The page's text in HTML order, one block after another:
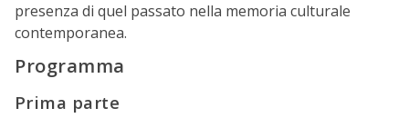
presenza di quel passato nella memoria culturale
contemporanea.
Programma
Prima parte